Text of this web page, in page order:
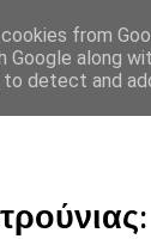
from
Google along
detect and